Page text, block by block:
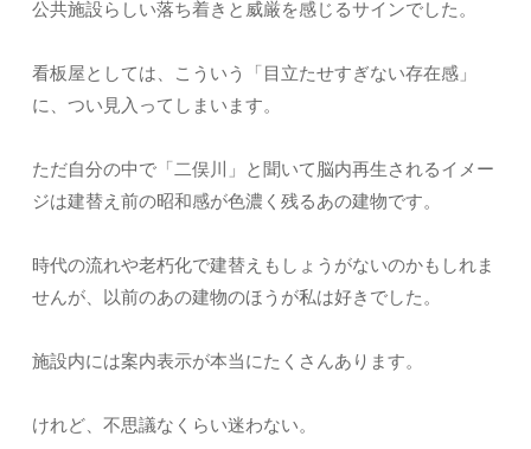
公共施設らしい落ち着きと威厳を感じるサインでした。
看板屋としては、こういう「目立たせすぎない存在感」
に、つい見入ってしまいます。
ただ自分の中で「二俣川」と聞いて脳内再生されるイメー
ジは建替え前の昭和感が色濃く残るあの建物です。
時代の流れや老朽化で建替えもしょうがないのかもしれま
せんが、以前のあの建物のほうが私は好きでした。
施設内には案内表示が本当にたくさんあります。
けれど、不思議なくらい迷わない。